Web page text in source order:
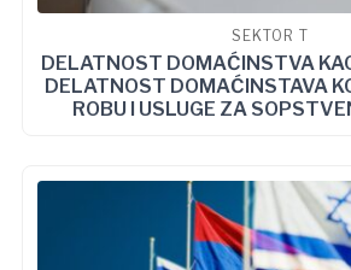
SEKTOR T
DELATNOST DOMAĆINSTVA
DELATNOST DOMAĆINSTAVA
ROBU I USLUGE ZA